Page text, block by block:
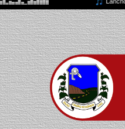
FESTA DE SÃO JOÃO